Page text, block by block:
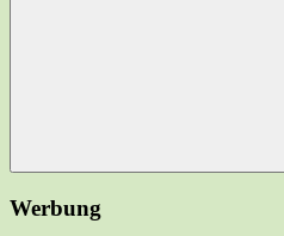
Suchen
Werbung